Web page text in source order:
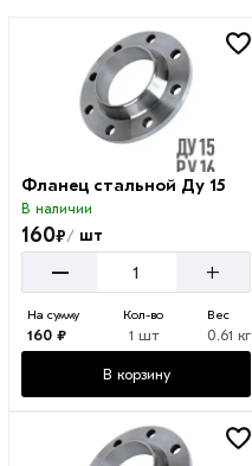
Фланец стальной Ду 15
В наличии
160₽/ шт
– +
На сумму
160 ₽
Кол-во
1 шт
Вес
0.61 кг
В корзину